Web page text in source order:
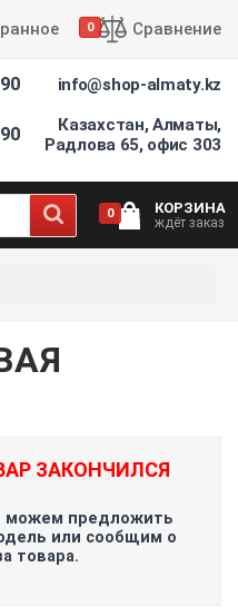
0 Сравнение
info@shop-almaty.kz
Казахстан, Алматы,
Радлова 65, офис 303
0 КОРЗИНА
ждёт заказ
ЗАКОНЧИЛСЯ
можем предложить
или сообщим о
товара.